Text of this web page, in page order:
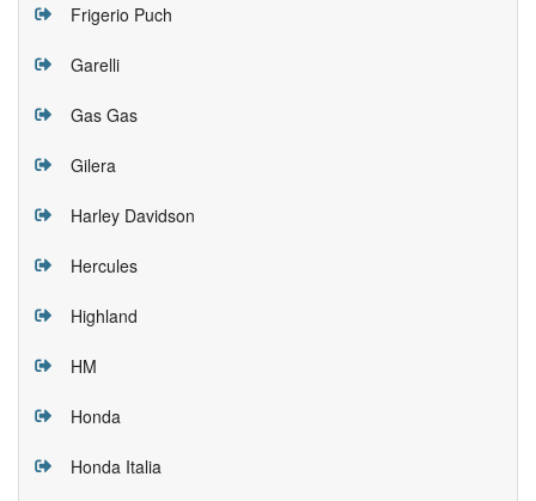
Frigerio Puch
Garelli
Gas Gas
Gilera
Harley Davidson
Hercules
Highland
HM
Honda
Honda Italia